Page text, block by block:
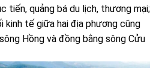
tiến, quảng bá du lịch, thương mại;
kinh tế giữa hai địa phương cũng
Hồng và đồng bằng sông Cửu